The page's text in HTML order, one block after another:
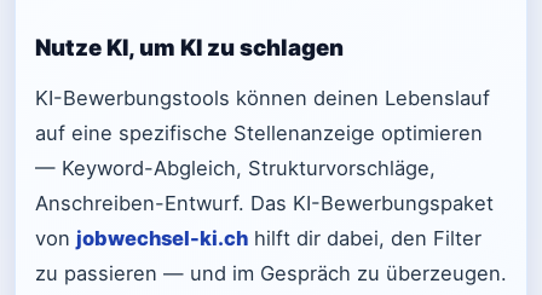
Nutze KI, um KI zu schlagen
KI-Bewerbungstools können deinen Lebenslauf
auf eine spezifische Stellenanzeige optimieren
— Keyword-Abgleich, Strukturvorschläge,
Anschreiben-Entwurf. Das KI-Bewerbungspaket
von jobwechsel-ki.ch hilft dir dabei, den Filter
zu passieren — und im Gespräch zu überzeugen.